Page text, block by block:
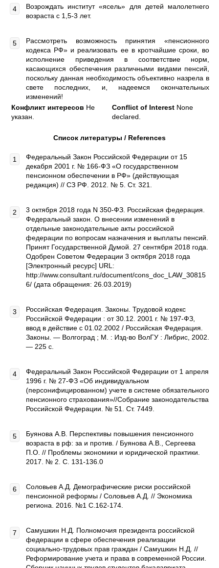
Возрождать институт «ясель» для детей малолетнего
возраста с 1,5-3 лет.
Рассмотреть возможность принятия «пенсионного
кодекса РФ» и реализовать ее в кротчайшие сроки, во
исполнение приведения в соответствие норм,
касающихся обеспечения различными видами пенсий,
поскольку данная необходимость объективно назрела в
свете последних, и, надеемся окончательных
изменений!
Конфликт интересов Не
указан.
Conflict of Interest None
declared.
Список литературы / References
Федеральный Закон Российской Федерации от 15
декабря 2001 г. № 166-ФЗ «О государственном
пенсионном обеспечении в РФ» (действующая
редакция) // СЗ РФ. 2012. № 5. Ст. 321.
3 октября 2018 года N 350-ФЗ. Российская федерация.
Федеральный закон. О внесении изменений в
отдельные законодательные акты российской
федерации по вопросам назначения и выплаты пенсий.
Принят Государственной Думой. 27 сентября 2018 года.
Одобрен Советом Федерации 3 октября 2018 года
[Электронный ресурс] URL:
http://www.consultant.ru/document/cons_doc_LAW_30815
6/ (дата обращения: 26.03.2019)
Российская Федерация. Законы. Трудовой кодекс
Российской Федерации : от 30.12. 2001 г. № 197-ФЗ,
ввод в действие с 01.02.2002 / Российская Федерация.
Законы. — Волгоград ; М. : Изд-во ВолГУ : Либрис, 2002.
— 225 с.
Федеральный Закон Российской Федерации от 1 апреля
1996 г. № 27-ФЗ «Об индивидуальном
(персонифицированном) учете в системе обязательного
пенсионного страхования»//Собрание законодательства
Российской Федерации. № 51. Ст. 7449.
Буянова А.В. Перспективы повышения пенсионного
возраста в рф: за и против. / Буянова А.В., Сергеева
П.О. // Проблемы экономики и юридической практики.
2017. № 2. С. 131-136.0
Соловьев А.Д. Демографические риски российской
пенсионной реформы / Соловьев А.Д. // Экономика
региона. 2016. №1 С.162-174.
Самушкин Н.Д. Полномочия президента российской
федерации в сфере обеспечения реализации
социально-трудовых прав граждан / Самушкин Н.Д. //
Реформирование учета и права в современной России.